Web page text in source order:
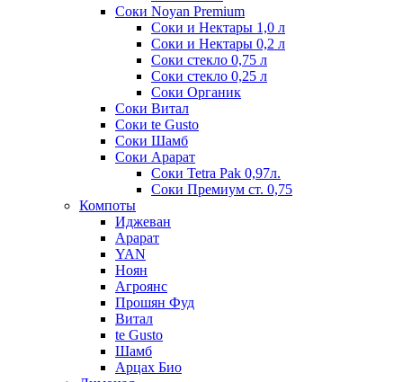
Соки Noyan Premium
Соки и Нектары 1,0 л
Соки и Нектары 0,2 л
Соки стекло 0,75 л
Соки стекло 0,25 л
Соки Органик
Соки Витал
Соки te Gusto
Соки Шамб
Соки Арарат
Соки Tetra Pak 0,97л.
Соки Премиум ст. 0,75
Компоты
Иджеван
Арарат
YAN
Ноян
Агроянс
Прошян Фуд
Витал
te Gusto
Шамб
Арцах Био